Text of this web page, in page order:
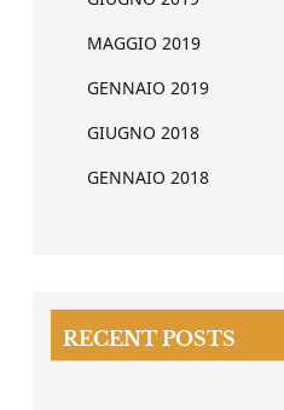
MAGGIO 2019
GENNAIO 2019
GIUGNO 2018
GENNAIO 2018
RECENT POSTS